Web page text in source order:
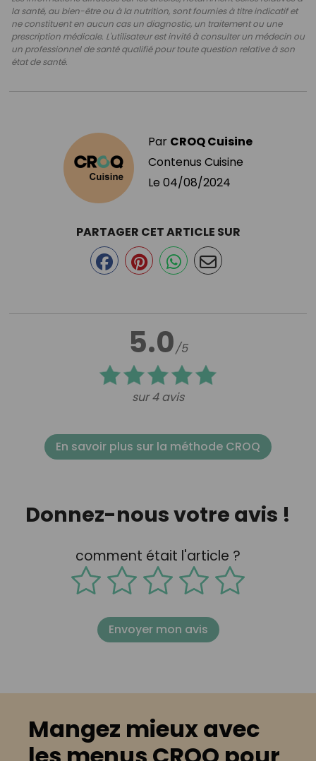
la santé, au bien-être ou à la nutrition, sont fournies à titre indicatif et
ne constituent en aucun cas un diagnostic, un traitement ou une
prescription médicale. L'utilisateur est invité à consulter un médecin ou
un professionnel de santé qualifié pour toute question relative à son
état de santé.
Par CROQ Cuisine
Contenus Cuisine
Le 04/08/2024
5.0/5
sur 4 avis
PARTAGER CET ARTICLE SUR
En savoir plus sur la méthode CROQ
Donnez-nous votre avis !
comment était l'article ?
Envoyer mon avis
Mangez mieux avec